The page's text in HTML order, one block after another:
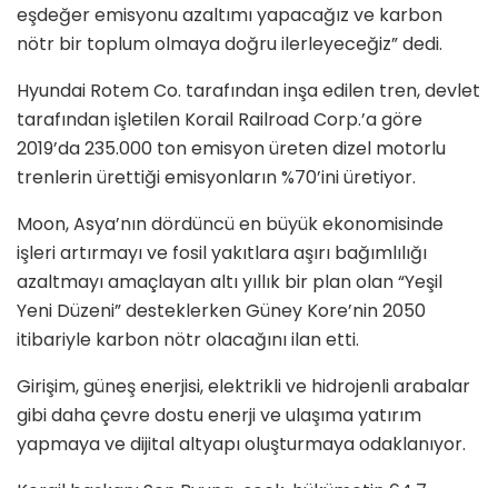
eşdeğer emisyonu azaltımı yapacağız ve karbon
nötr bir toplum olmaya doğru ilerleyeceğiz” dedi.
Hyundai Rotem Co. tarafından inşa edilen tren, devlet
tarafından işletilen Korail Railroad Corp.’a göre
2019’da 235.000 ton emisyon üreten dizel motorlu
trenlerin ürettiği emisyonların %70’ini üretiyor.
Moon, Asya’nın dördüncü en büyük ekonomisinde
işleri artırmayı ve fosil yakıtlara aşırı bağımlılığı
azaltmayı amaçlayan altı yıllık bir plan olan “Yeşil
Yeni Düzeni” desteklerken Güney Kore’nin 2050
itibariyle karbon nötr olacağını ilan etti.
Girişim, güneş enerjisi, elektrikli ve hidrojenli arabalar
gibi daha çevre dostu enerji ve ulaşıma yatırım
yapmaya ve dijital altyapı oluşturmaya odaklanıyor.